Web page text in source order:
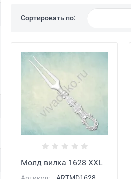
Сортировать по:
Молд вилка 1628 XXL